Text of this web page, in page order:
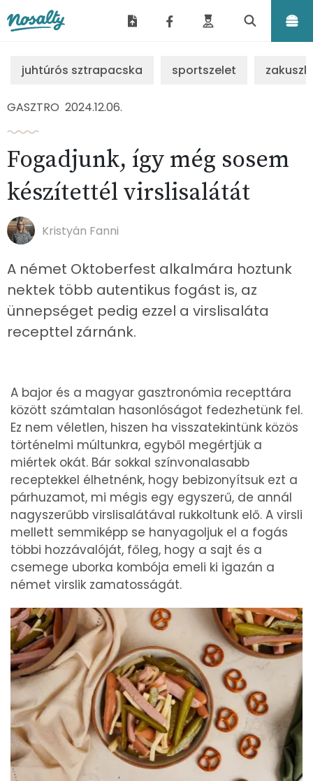
juhtúrós sztrapacska sportszelet
GASZTRO 2024.12.06.
Fogadjunk, így még sosem
készítettél virslisalátát
Kristyán Fanni
A német Oktoberfest alkalmára hoztunk
nektek több autentikus fogást is, az
ünnepséget pedig ezzel a virslisaláta
recepttel zárnánk.
A bajor és a magyar gasztronómia recepttára
között számtalan hasonlóságot fedezhetünk fel.
Ez nem véletlen, hiszen ha visszatekintünk közös
történelmi múltunkra, egyből megértjük a
miértek okát. Bár sokkal színvonalasabb
receptekkel élhetnénk, hogy bebizonyítsuk ezt a
párhuzamot, mi mégis egy egyszerű, de annál
nagyszerűbb virslisalátával rukkoltunk elő. A virsli
mellett semmiképp se hanyagoljuk el a fogás
többi hozzávalóját, főleg, hogy a sajt és a
csemege uborka kombója emeli ki igazán a
német virslik zamatosságát.